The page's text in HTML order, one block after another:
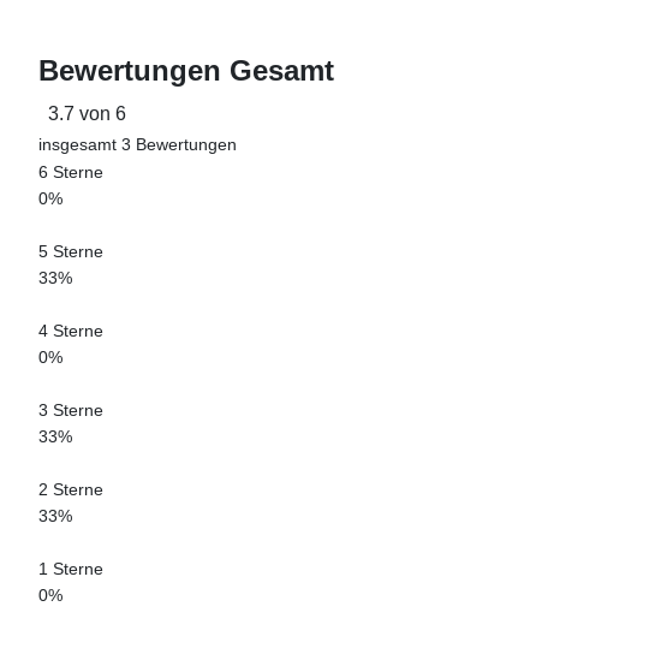
Bewertungen Gesamt
3.7 von 6
insgesamt 3 Bewertungen
6 Sterne
0%
5 Sterne
33%
4 Sterne
0%
3 Sterne
33%
2 Sterne
33%
1 Sterne
0%